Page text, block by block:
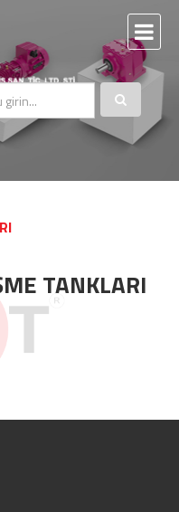
TANKLARI